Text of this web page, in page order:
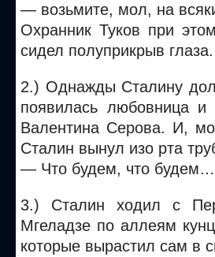
— возьмите, мол, на
Охранник Туков при
сидел полуприкрыв глаза.
2.) Однажды Сталину
появилась любовница и
Валентина Серова. И,
Сталин вынул изо рта
— Что будем, что будем…
3.) Сталин ходил с
Мгеладзе по аллеям
которые вырастил сам в